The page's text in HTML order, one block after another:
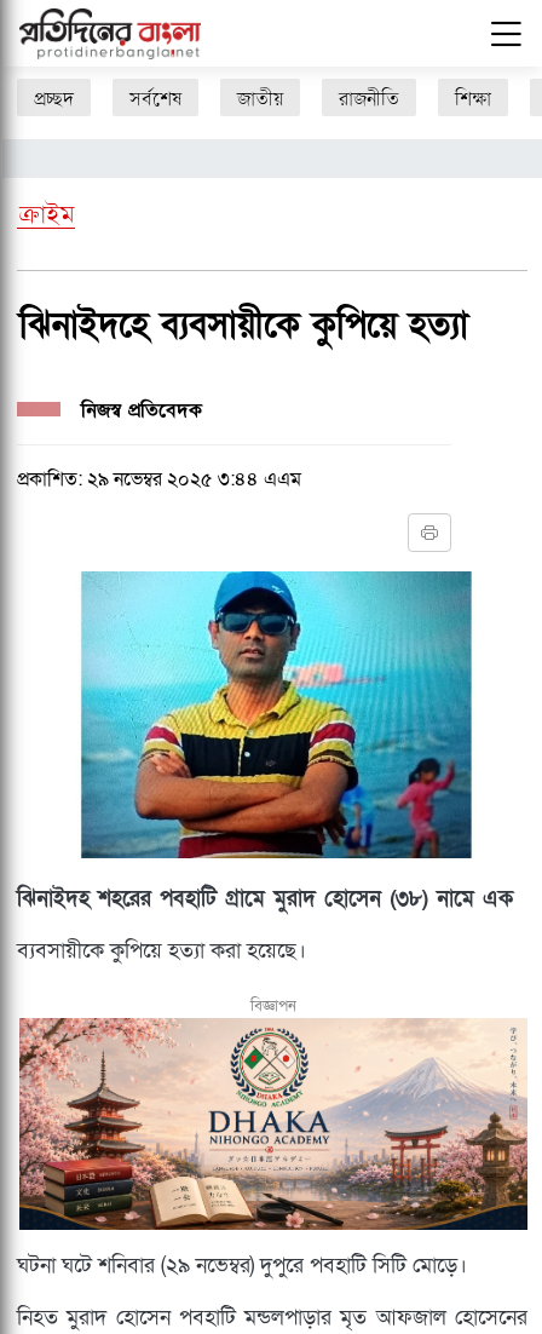
প্রচ্ছদ সর্বশেষ জাতীয় রাজনীতি শিক্ষা
ক্রাইম
ঝিনাইদহে ব্যবসায়ীকে কুপিয়ে হত্যা
নিজস্ব প্রতিবেদক
প্রকাশিত: ২৯ নভেম্বর ২০২৫ ৩:৪৪ এএম
ঝিনাইদহ শহরের পবহাটি গ্রামে মুরাদ হোসেন (৩৮) নামে এক
ব্যবসায়ীকে কুপিয়ে হত্যা করা হয়েছে।
বিজ্ঞাপন
ঘটনা ঘটে শনিবার (২৯ নভেম্বর) দুপুরে পবহাটি সিটি মোড়ে।
নিহত মুরাদ হোসেন পবহাটি মন্ডলপাড়ার মৃত আফজাল হোসেনের